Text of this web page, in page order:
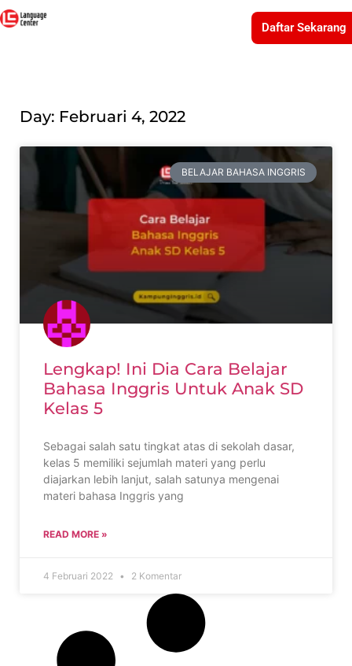
Daftar Sekarang
Day: Februari 4, 2022
BELAJAR BAHASA INGGRIS
Lengkap! Ini Dia Cara Belajar
Bahasa Inggris Untuk Anak SD
Kelas 5
Sebagai salah satu tingkat atas di sekolah dasar,
kelas 5 memiliki sejumlah materi yang perlu
diajarkan lebih lanjut, salah satunya mengenai
materi bahasa Inggris yang
READ MORE »
4 Februari 2022 2 Komentar